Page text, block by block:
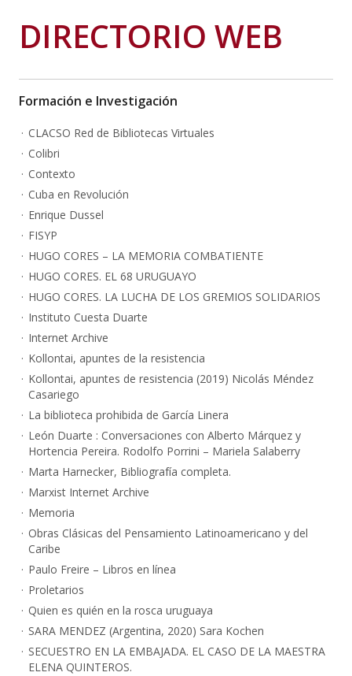
DIRECTORIO WEB
Formación e Investigación
CLACSO Red de Bibliotecas Virtuales
Colibri
Contexto
Cuba en Revolución
Enrique Dussel
FISYP
HUGO CORES – LA MEMORIA COMBATIENTE
HUGO CORES. EL 68 URUGUAYO
HUGO CORES. LA LUCHA DE LOS GREMIOS SOLIDARIOS
Instituto Cuesta Duarte
Internet Archive
Kollontai, apuntes de la resistencia
Kollontai, apuntes de resistencia (2019) Nicolás Méndez
Casariego
La biblioteca prohibida de García Linera
León Duarte : Conversaciones con Alberto Márquez y
Hortencia Pereira. Rodolfo Porrini – Mariela Salaberry
Marta Harnecker, Bibliografía completa.
Marxist Internet Archive
Memoria
Obras Clásicas del Pensamiento Latinoamericano y del
Caribe
Paulo Freire – Libros en línea
Proletarios
Quien es quién en la rosca uruguaya
SARA MENDEZ (Argentina, 2020) Sara Kochen
SECUESTRO EN LA EMBAJADA. EL CASO DE LA MAESTRA
ELENA QUINTEROS.